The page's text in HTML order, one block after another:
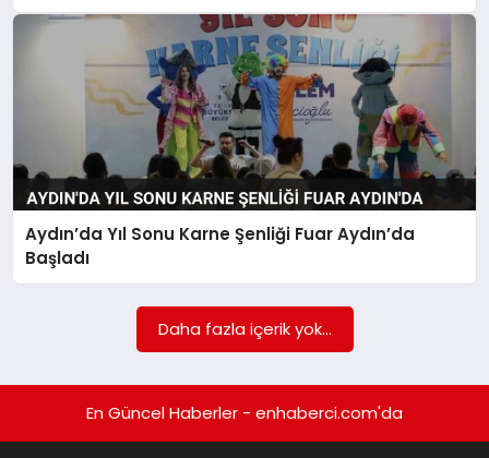
EĞITIM
SIYASET
Aydın’da Yıl Sonu Karne Şenliği Fuar Aydın’da
Başladı
Daha fazla içerik yok...
En Güncel Haberler - enhaberci.com'da